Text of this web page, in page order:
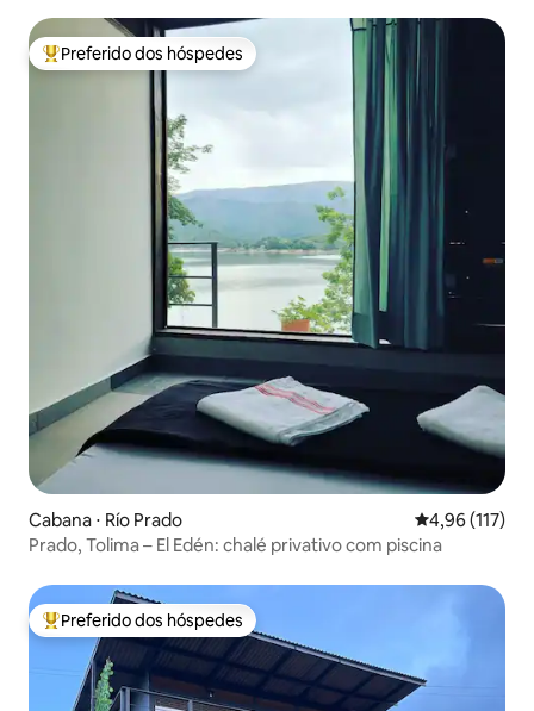
Entre os melhores preferidos dos hóspedes
Preferido dos hóspedes
Cabana ⋅ Río Prado 4,96 de uma
4,96 (117)
Prado, Tolima – El Edén: chalé privativo com piscina
Entre os melhores preferidos dos hóspedes
Preferido dos hóspedes